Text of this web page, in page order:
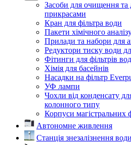
Засоби для очищення та
прикрасами
Кран для фільтра води
Пакети хімічного
Прилади та набори для
Редуктори тиску води
Фітинги для фільтрів
Хімія для басейнів
Насадки на фільтр
УФ лампи
Чохли від конденсату
колонного типу
Корпуси магістральних
Автономне живлення
Станція знезалізнення